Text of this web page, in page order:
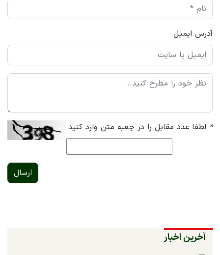
آدرس ایمیل
* لطفا عدد مقابل را در جعبه متن وارد کنید
ارسال
آخرین اخبار